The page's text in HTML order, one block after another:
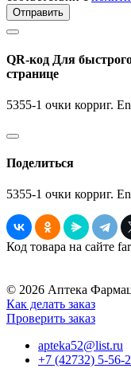
Отправить
QR-код Для
странице
5355-1 очки корриг.
Поделиться
5355-1 очки корриг.
Код товара на сайте
© 2026 Аптека
Как делать заказ
Проверить заказ
apteka52@list.ru
+7 (42732) 5-56-